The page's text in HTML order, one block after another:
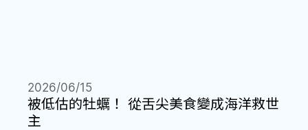
被低估的牡蠣！ 從舌尖美食變成海洋救世
主
2026/06/15